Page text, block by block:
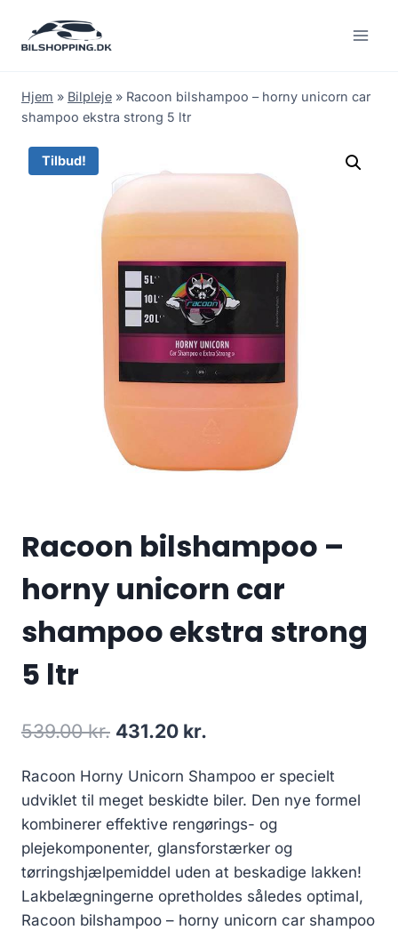
Hjem » Bilpleje » Racoon bilshampoo – horny unicorn car
shampoo ekstra strong 5 ltr
Tilbud!
Racoon bilshampoo –
horny unicorn car
shampoo ekstra strong
5 ltr
539.00kr. Den
pris
var:
539.00 kr..
431.20 kr.
pris
er:
431.20 kr..
Racoon Horny Unicorn Shampoo er specielt
udviklet til meget beskidte biler. Den nye formel
kombinerer effektive rengørings- og
plejekomponenter, glansforstærker og
tørringshjælpemiddel uden at beskadige lakken!
Lakbelægningerne opretholdes således optimal,
Racoon bilshampoo – horny unicorn car shampoo